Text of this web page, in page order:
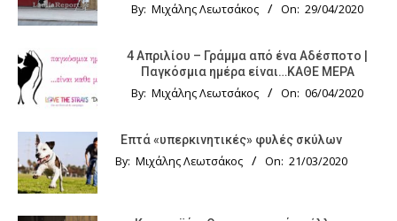
By: Μιχάλης Λεωτσάκος On: 29/04/2020
4 Απριλίου – Γράμμα από ένα Αδέσποτο |
Παγκόσμια ημέρα είναι…ΚΑΘΕ ΜΕΡΑ
By: Μιχάλης Λεωτσάκος On: 06/04/2020
Επτά «υπερκινητικές» φυλές σκύλων
By: Μιχάλης Λεωτσάκος On: 21/03/2020